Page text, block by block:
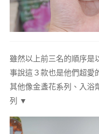
雖然以上前三名的順序是
事說這３款也是他們超愛
其他像金盞花系列、入浴
列
▼